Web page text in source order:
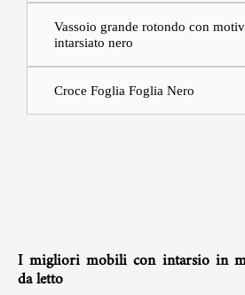
Vassoio grande rotondo con
intarsiato nero
Croce Foglia Foglia Nero
I migliori mobili con intarsio in
da letto